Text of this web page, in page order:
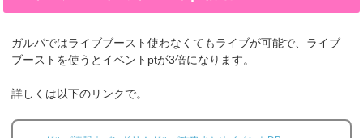
ガルパではライブブースト使わなくてもライブが可能で、ライブ
ブーストを使うとイベントptが3倍になります。
詳しくは以下のリンクで。